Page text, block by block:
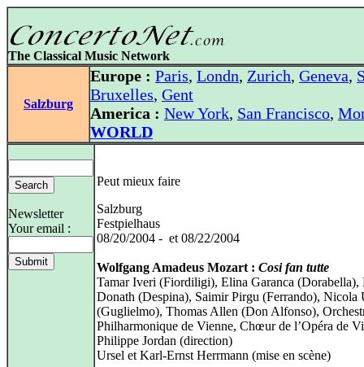
The Classical Music Network
Salzburg
Europe : Paris, Londn, Zurich, Geneva,
Bruxelles, Gent
America : New York, San Francisco,
WORLD
Newsletter
Your email :
Peut mieux faire
Salzburg
Festpielhaus
08/20/2004 - et 08/22/2004
Wolfgang Amadeus Mozart : Cosi fan tutte
Tamar Iveri (Fiordiligi), Elina Garanca (Dorabella),
Donath (Despina), Saimir Pirgu (Ferrando), Nicola
(Guglielmo), Thomas Allen (Don Alfonso),
Philharmonique de Vienne, Chœur de l’Opéra de
Philippe Jordan (direction)
Ursel et Karl-Ernst Herrmann (mise en scène)